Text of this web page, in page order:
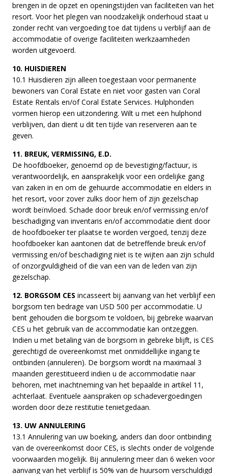
brengen in de opzet en openingstijden van faciliteiten van het
resort. Voor het plegen van noodzakelijk onderhoud staat u
zonder recht van vergoeding toe dat tijdens u verblijf aan de
accommodatie of overige faciliteiten werkzaamheden
worden uitgevoerd.
10. HUISDIEREN
10.1 Huisdieren zijn alleen toegestaan voor permanente
bewoners van Coral Estate en niet voor gasten van Coral
Estate Rentals en/of Coral Estate Services. Hulphonden
vormen hierop een uitzondering. Wilt u met een hulphond
verblijven, dan dient u dit ten tijde van reserveren aan te
geven.
11. BREUK, VERMISSING, E.D.
De hoofdboeker, genoemd op de bevestiging/factuur, is
verantwoordelijk, en aansprakelijk voor een ordelijke gang
van zaken in en om de gehuurde accommodatie en elders in
het resort, voor zover zulks door hem of zijn gezelschap
wordt beïnvloed. Schade door breuk en/of vermissing en/of
beschadiging van inventaris en/of accommodatie dient door
de hoofdboeker ter plaatse te worden vergoed, tenzij deze
hoofdboeker kan aantonen dat de betreffende breuk en/of
vermissing en/of beschadiging niet is te wijten aan zijn schuld
of onzorgvuldigheid of die van een van de leden van zijn
gezelschap.
12. BORGSOM CES incasseert bij aanvang van het verblijf een
borgsom ten bedrage van USD 500 per accommodatie. U
bent gehouden die borgsom te voldoen, bij gebreke waarvan
CES u het gebruik van de accommodatie kan ontzeggen.
Indien u met betaling van de borgsom in gebreke blijft, is CES
gerechtigd de overeenkomst met onmiddellijke ingang te
ontbinden (annuleren). De borgsom wordt na maximaal 3
maanden gerestitueerd indien u de accommodatie naar
behoren, met inachtneming van het bepaalde in artikel 11,
achterlaat. Eventuele aanspraken op schadevergoedingen
worden door deze restitutie tenietgedaan.
13. UW ANNULERING
13.1 Annulering van uw boeking, anders dan door ontbinding
van de overeenkomst door CES, is slechts onder de volgende
voorwaarden mogelijk. Bij annulering meer dan 6 weken voor
aanvang van het verblijf is 50% van de huursom verschuldigd